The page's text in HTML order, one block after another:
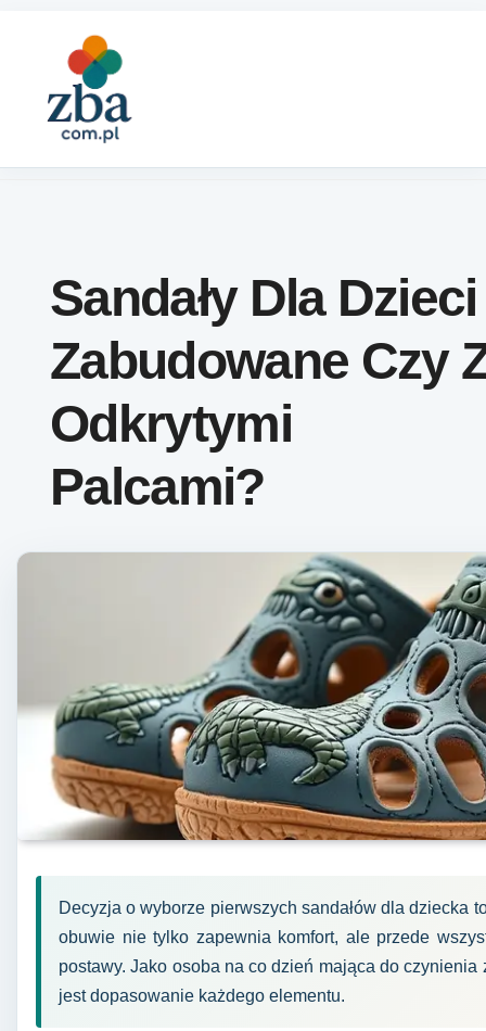
Sandały Dla Dzieci
Zabudowane Czy
Odkrytymi
Palcami?
Decyzja o wyborze pierwszych sandałów dla dziecka
obuwie nie tylko zapewnia komfort, ale przede
postawy. Jako osoba na co dzień mająca do
jest dopasowanie każdego elementu.